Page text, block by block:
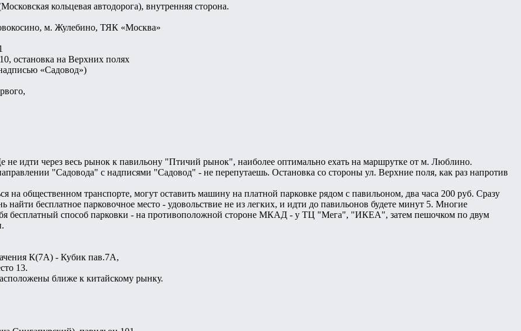
кольцевая автодорога), внутренняя сторона.
м. Жулебино, ТЯК «Москва»
остановка на Верхних полях
«Садовод»)
идти через весь рынок к павильону "Птичий рынок", наиболее оптимально ехать на маршрутке от м. Люблино.
"Садовода" с надписями "Садовод" - не перепутаешь. Остановка со стороны ул. Верхние поля, как раз напротив
на общественном транспорте, могут оставить машину на платной парковке рядом с павильоном, два часа 200 руб. Сразу
найти бесплатное парковочное место - удовольствие не из легких, и идти до павильонов будете минут 5. Многие
бесплатный способ парковки - на противоположной стороне МКАД - у ТЦ "Мега", "ИКЕА", затем пешочком по двум
К(7А) - Кубик пав.7А,
13.
ближе к китайскому рынку.